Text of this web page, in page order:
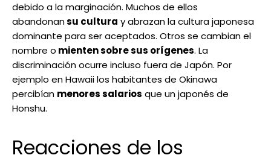
debido a la marginación. Muchos de ellos
abandonansu cultura y abrazan la cultura japonesa
dominante para ser aceptados. Otros se cambian el
nombre o mienten sobre sus orígenes. La
discriminación ocurre incluso fuera de Japón. Por
ejemplo en Hawaii los habitantes de Okinawa
percibían menores salarios que un japonés de
Honshu.
Reacciones de los